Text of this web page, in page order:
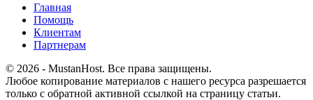
Главная
Помощь
Клиентам
Партнерам
© 2026 - MustanHost. Все права защищены.
Любое копирование материалов с нашего ресурса разрешается
только с обратной активной ссылкой на страницу статьи.